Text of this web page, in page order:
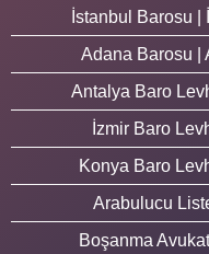
İstanbul Barosu
Adana Barosu |
Antalya Baro
İzmir Baro
Konya Baro
Arabulucu
Boşanma